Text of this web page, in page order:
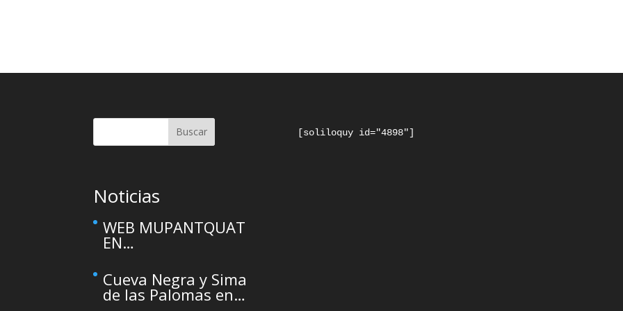
Buscar
Noticias
WEB MUPANTQUAT
EN
This site is
temporarily
unavailable due to
Cueva Negra y Sima
de las Palomas en
[soliloquy id="4898"]